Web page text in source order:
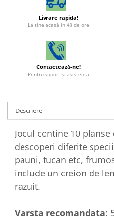
Livrare rapida!
La tine acasă in 48 de ore
Contactează-ne!
Pentru suport si asistenta
Descriere
Jocul contine 10
descoperi diferite
pauni, tucan etc,
include un creion de
razuit.
Varsta recomandata: